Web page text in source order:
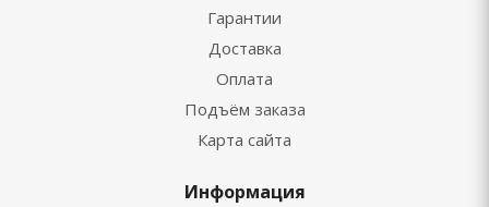
Гарантии
Доставка
Оплата
Подъём заказа
Карта сайта
Информация